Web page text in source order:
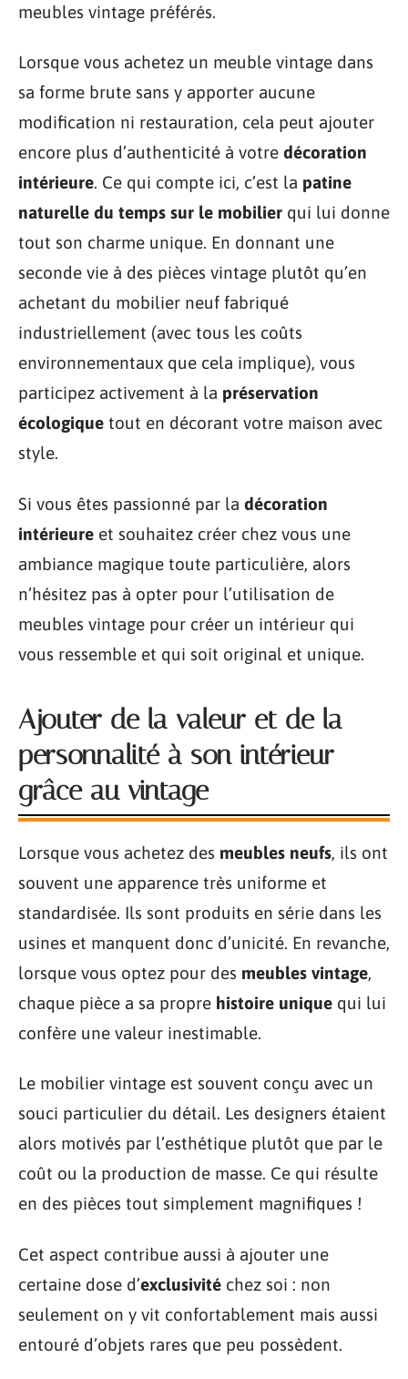
meubles vintage préférés.
Lorsque vous achetez un meuble vintage dans
sa forme brute sans y apporter aucune
modification ni restauration, cela peut ajouter
encore plus d’authenticité à votre décoration
intérieure. Ce qui compte ici, c’est la patine
naturelle du temps sur le mobilier qui lui donne
tout son charme unique. En donnant une
seconde vie à des pièces vintage plutôt qu’en
achetant du mobilier neuf fabriqué
industriellement (avec tous les coûts
environnementaux que cela implique), vous
participez activement à la préservation
écologique tout en décorant votre maison avec
style.
Si vous êtes passionné par la décoration
intérieure et souhaitez créer chez vous une
ambiance magique toute particulière, alors
n’hésitez pas à opter pour l’utilisation de
meubles vintage pour créer un intérieur qui
vous ressemble et qui soit original et unique.
Ajouter de la valeur et de la
personnalité à son intérieur
grâce au vintage
Lorsque vous achetez des meubles neufs, ils ont
souvent une apparence très uniforme et
standardisée. Ils sont produits en série dans les
usines et manquent donc d’unicité. En revanche,
lorsque vous optez pour des meubles vintage,
chaque pièce a sa propre histoire unique qui lui
confère une valeur inestimable.
Le mobilier vintage est souvent conçu avec un
souci particulier du détail. Les designers étaient
alors motivés par l’esthétique plutôt que par le
coût ou la production de masse. Ce qui résulte
en des pièces tout simplement magnifiques !
Cet aspect contribue aussi à ajouter une
certaine dose d’exclusivité chez soi : non
seulement on y vit confortablement mais aussi
entouré d’objets rares que peu possèdent.